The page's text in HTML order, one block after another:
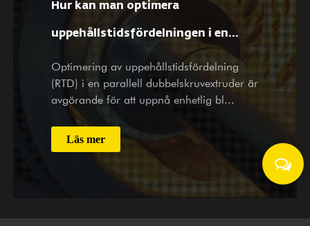
Hur kan man optimera
uppehållstidsfördelningen i en
parallell dubbelskruvextruder för
att säkerställa enhetlig blandning
och reaktionskinetik?
Optimering av uppehållstidsfördelning
(RTD) i en parallell dubbelskruvextruder är
avgörande för att uppnå enhetlig bl...
Läs mer